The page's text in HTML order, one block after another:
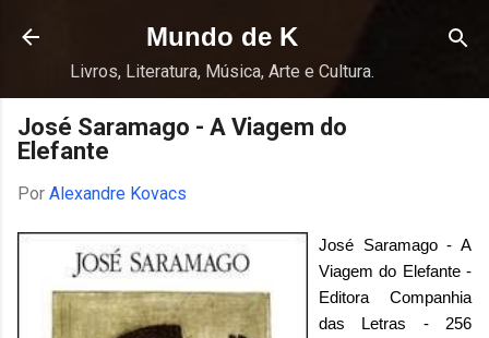
Pular para o conteúdo principal
Mundo de K
Livros, Literatura, Música, Arte e Cultura.
José Saramago - A Viagem do
Elefante
Por Alexandre Kovacs
José Saramago - A
Viagem do Elefante -
Editora Companhia
das Letras - 256